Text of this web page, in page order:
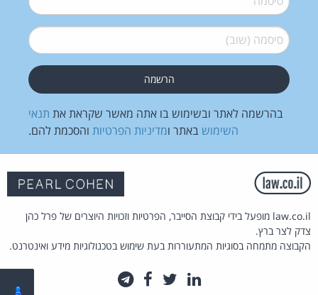
סיסמה (שוב)*
בהרשמה לאתר ובשימוש בו אתה מאשר שקראת את תנאי
השימוש באתר ומדיניות הפרטיות והסכמת להם.
law.co.il מופעל בידי קבוצת הסייבר, הפרטיות וזכויות היוצרים של פרל כהן
צדק לצר ברץ.
הקבוצה מתמחה בסוגיות המתעוררות בעת שימוש בטכנולוגיות מידע ואינטרנט.
לינקדאין
טוויטרפייסבוק